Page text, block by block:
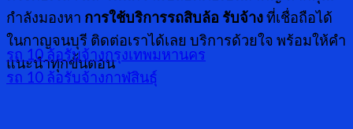
กำลังมองหา การใช้บริการรถสิบล้อ รับจ้างที่เชื่อถือได้
ในกาญจนบุรี ติดต่อเราได้เลย บริการด้วยใจ พร้อมให้คำ
แนะนำทุกขั้นตอน
รถ 10 ล้อรับจ้างกรุงเทพมหานคร
รถ 10 ล้อรับจ้างกาฬสินธุ์